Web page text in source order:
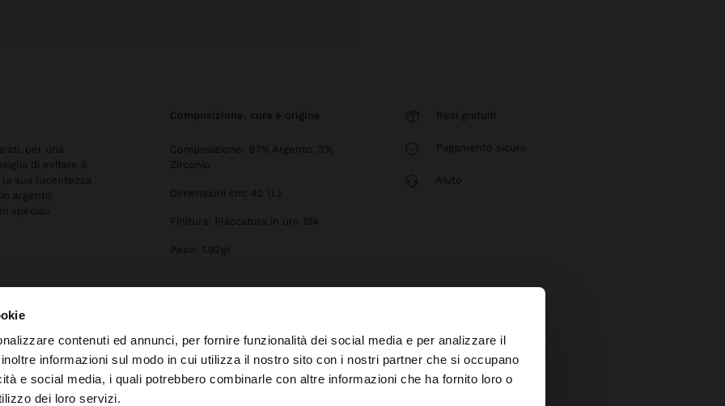
contenuti ed annunci, per fornire funzionalità dei social media e per analizzare il
informazioni sul modo in cui utilizza il nostro sito con i nostri partner che si occupano
e social media, i quali potrebbero combinarle con altre informazioni che ha fornito loro o
dei loro servizi.
×
da Italia. Vuoi navigare sul nostro sito United States?
per una
di evitare il
sua lucentezza
argento
speciali.
composizione, cura e origine
Composizione: 97% Argento, 3%
Zirconio
Dimensioni cm: 42 (L)
Finitura: Placcatura in oro 18k
Peso: 1.92gr
Resi gratuiti
Pagamento sicuro
Aiuto